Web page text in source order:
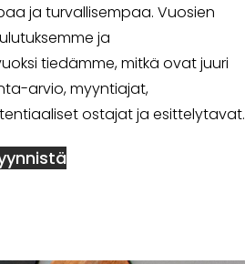
ja turvallisempaa. Vuosien
ja
tiedämme, mitkä ovat juuri
arvio, myyntiajat,
ostajat ja esittelytavat.